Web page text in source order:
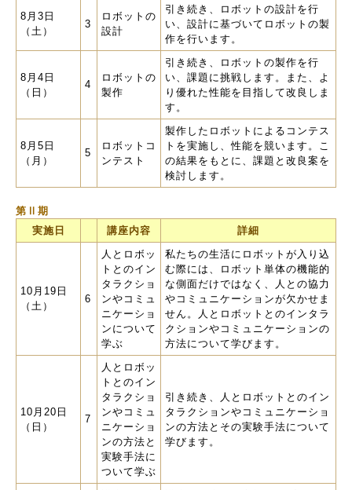
8月3日
（土）
3
ロボットの
設計
引き続き、ロボットの設計を行
い、設計に基づいてロボットの製
作を行います。
8月4日
（日）
4
ロボットの
製作
引き続き、ロボットの製作を行
い、課題に挑戦します。また、よ
り優れた性能を目指して改良しま
す。
8月5日
（月）
5
ロボットコ
ンテスト
製作したロボットによるコンテス
トを実施し、性能を競います。こ
の結果をもとに、課題と改良案を
検討します。
第Ⅱ期
実施日
講座内容 詳細
10月19日
（土）
6
人とロボッ
トとのイン
タラクショ
ンやコミュ
ニケーショ
ンについて
学ぶ
私たちの生活にロボットが入り込
む際には、ロボット単体の機能的
な側面だけではなく、人との協力
やコミュニケーションが欠かせま
せん。人とロボットとのインタラ
クションやコミュニケーションの
方法について学びます。
10月20日
（日）
7
人とロボッ
トとのイン
タラクショ
ンやコミュ
ニケーショ
ンの方法と
実験手法に
ついて学ぶ
引き続き、人とロボットとのイン
タラクションやコミュニケーショ
ンの方法とその実験手法について
学びます。